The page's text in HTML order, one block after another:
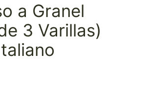
a Granel
3 Varillas)